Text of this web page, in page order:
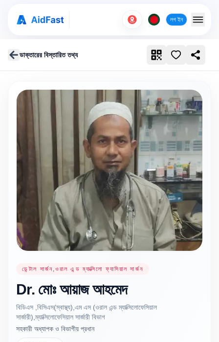
লগ ইন
ডাক্তারের বিস্তারিত তথ্য
ডেন্টাল সার্জন,ওরাল এন্ড ম্যাক্সিলো ফ্যাসিয়াল সার্জন
Dr. মোঃ আয়াজ আহমেদ
বিডিএস ,বিসিএস(স্বাস্থ্য),এম এস (ওরাল এন্ড ম্যাক্সিলোফেসিয়াল
সার্জারী),ম্যাক্সিলোফেসিয়াল সার্জারী বিভাগ
সহকারী অধ্যাপক ও বিভাগীয় প্রধান